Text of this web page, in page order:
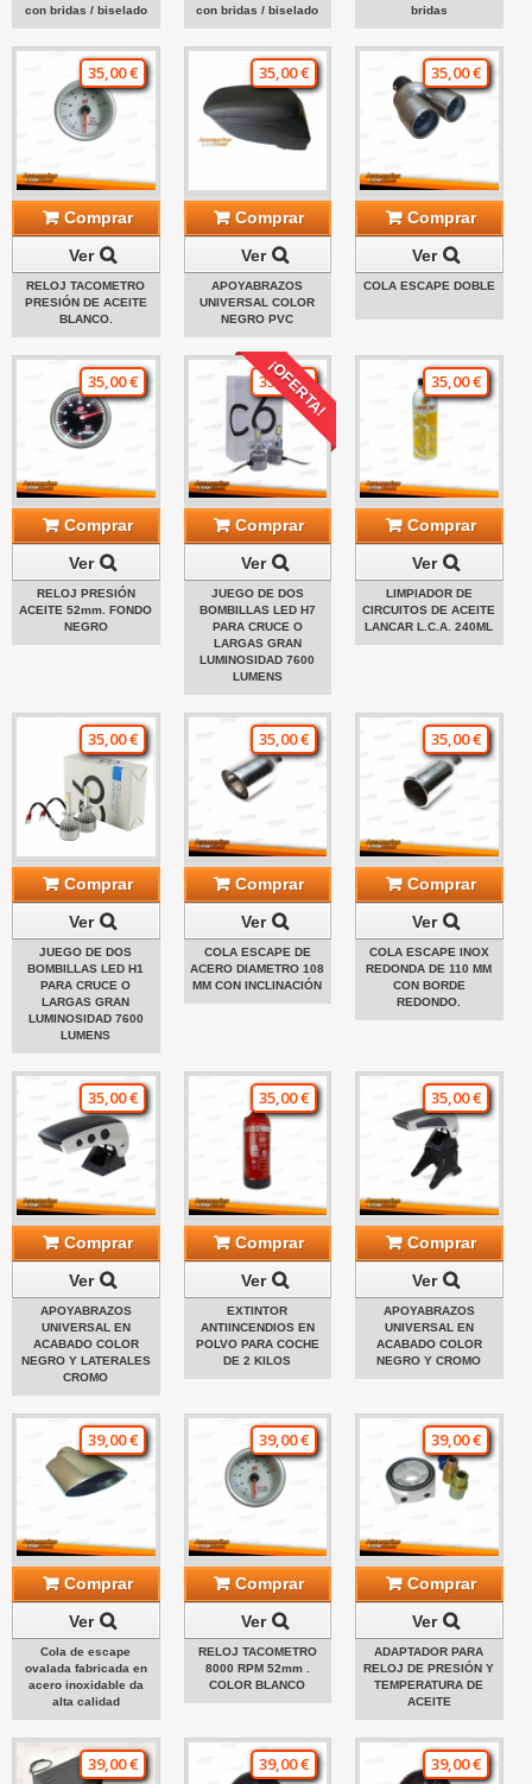
con bridas / biselado
con bridas / biselado
bridas
35,00 €
Comprar
Ver
RELOJ TACOMETRO
PRESIÓN DE ACEITE
BLANCO.
35,00 €
Comprar
Ver
APOYABRAZOS
UNIVERSAL COLOR
NEGRO PVC
35,00 €
Comprar
Ver
COLA ESCAPE DOBLE
35,00 €
Comprar
Ver
RELOJ PRESIÓN
ACEITE 52mm. FONDO
NEGRO
¡OFERTA!
35,00 €
Comprar
Ver
JUEGO DE DOS
BOMBILLAS LED H7
PARA CRUCE O
LARGAS GRAN
LUMINOSIDAD 7600
LUMENS
35,00 €
Comprar
Ver
LIMPIADOR DE
CIRCUITOS DE ACEITE
LANCAR L.C.A. 240ML
35,00 €
Comprar
Ver
JUEGO DE DOS
BOMBILLAS LED H1
PARA CRUCE O
LARGAS GRAN
LUMINOSIDAD 7600
LUMENS
35,00 €
Comprar
Ver
COLA ESCAPE DE
ACERO DIAMETRO 108
MM CON INCLINACIÓN
35,00 €
Comprar
Ver
COLA ESCAPE INOX
REDONDA DE 110 MM
CON BORDE
REDONDO.
35,00 €
Comprar
Ver
APOYABRAZOS
UNIVERSAL EN
ACABADO COLOR
NEGRO Y LATERALES
CROMO
35,00 €
Comprar
Ver
EXTINTOR
ANTIINCENDIOS EN
POLVO PARA COCHE
DE 2 KILOS
35,00 €
Comprar
Ver
APOYABRAZOS
UNIVERSAL EN
ACABADO COLOR
NEGRO Y CROMO
39,00 €
Comprar
Ver
Cola de escape
ovalada fabricada en
acero inoxidable da
alta calidad
39,00 €
Comprar
Ver
RELOJ TACOMETRO
8000 RPM 52mm .
COLOR BLANCO
39,00 €
Comprar
Ver
ADAPTADOR PARA
RELOJ DE PRESIÓN Y
TEMPERATURA DE
ACEITE
39,00 € 39,00 € 39,00 €